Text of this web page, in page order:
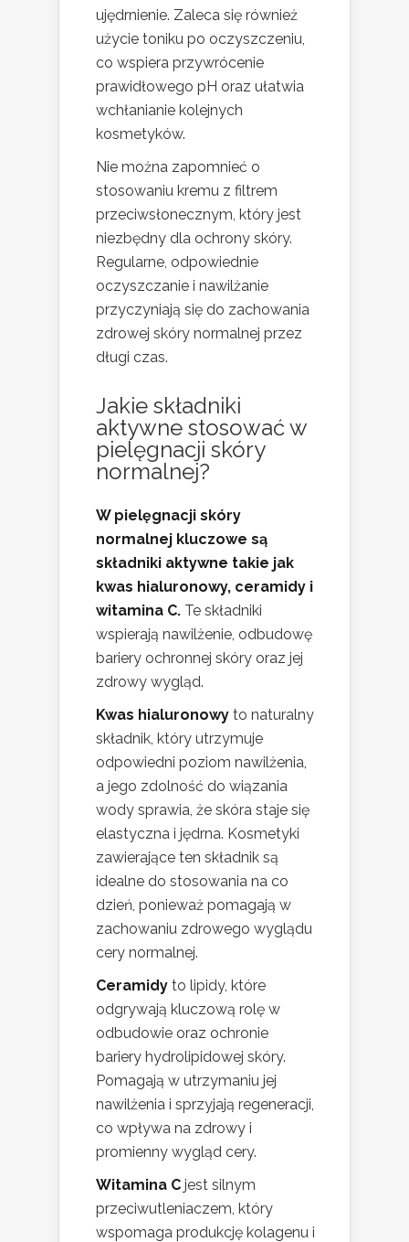
ujędrnienie. Zaleca się również
użycie toniku po oczyszczeniu,
co wspiera przywrócenie
prawidłowego pH oraz ułatwia
wchłanianie kolejnych
kosmetyków.
Nie można zapomnieć o
stosowaniu kremu z filtrem
przeciwsłonecznym, który jest
niezbędny dla ochrony skóry.
Regularne, odpowiednie
oczyszczanie i nawilżanie
przyczyniają się do zachowania
zdrowej skóry normalnej przez
długi czas.
Jakie składniki
aktywne stosować w
pielęgnacji skóry
normalnej?
W pielęgnacji skóry
normalnej kluczowe są
składniki aktywne takie jak
kwas hialuronowy, ceramidy i
witamina C. Te składniki
wspierają nawilżenie, odbudowę
bariery ochronnej skóry oraz jej
zdrowy wygląd.
Kwas hialuronowy to naturalny
składnik, który utrzymuje
odpowiedni poziom nawilżenia,
a jego zdolność do wiązania
wody sprawia, że skóra staje się
elastyczna i jędrna. Kosmetyki
zawierające ten składnik są
idealne do stosowania na co
dzień, ponieważ pomagają w
zachowaniu zdrowego wyglądu
cery normalnej.
Ceramidy to lipidy, które
odgrywają kluczową rolę w
odbudowie oraz ochronie
bariery hydrolipidowej skóry.
Pomagają w utrzymaniu jej
nawilżenia i sprzyjają regeneracji,
co wpływa na zdrowy i
promienny wygląd cery.
Witamina C jest silnym
przeciwutleniaczem, który
wspomaga produkcję kolagenu i